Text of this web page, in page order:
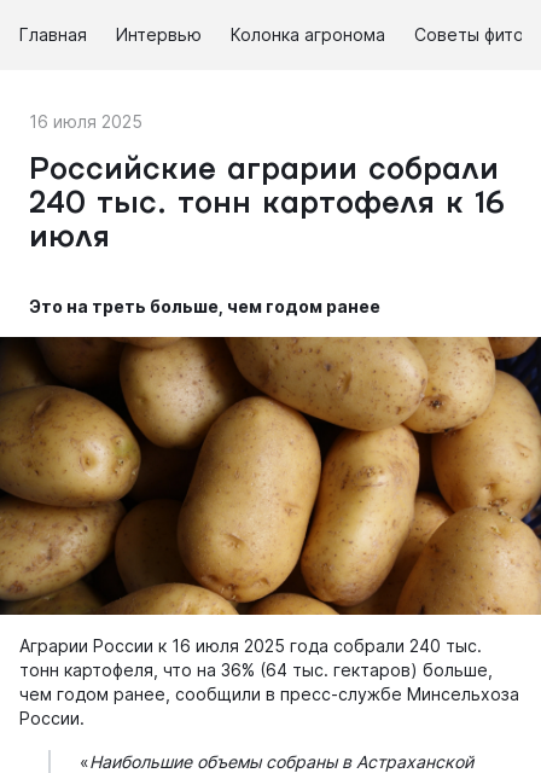
Главная Интервью Колонка агронома Советы
16 июля 2025
Российские аграрии собрали
240 тыс. тонн картофеля к 16
июля
Это на треть больше, чем годом ранее
Аграрии России к 16 июля 2025 года собрали 240 тыс.
тонн картофеля, что на 36% (64 тыс. гектаров) больше,
чем годом ранее, сообщили в пресс-службе Минсельхоза
России.
«Наибольшие объемы собраны в Астраханской